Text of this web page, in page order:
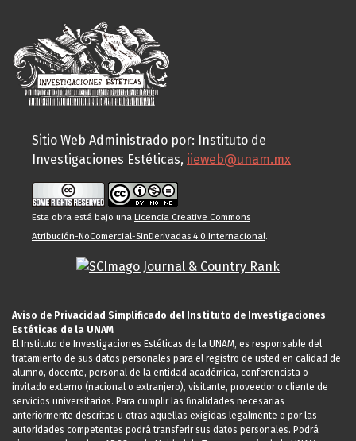
Sitio Web Administrado por: Instituto de
Investigaciones Estéticas, iieweb@unam.mx
Esta obra está bajo una Licencia Creative Commons
Atribución-NoComercial-SinDerivadas 4.0 Internacional.
Aviso de Privacidad Simplificado del Instituto de Investigaciones
Estéticas de la UNAM
El Instituto de Investigaciones Estéticas de la UNAM, es responsable del
tratamiento de sus datos personales para el registro de usted en calidad de
alumno, docente, personal de la entidad académica, conferencista o
invitado externo (nacional o extranjero), visitante, proveedor o cliente de
servicios universitarios. Para cumplir las finalidades necesarias
anteriormente descritas u otras aquellas exigidas legalmente o por las
autoridades competentes podrá transferir sus datos personales. Podrá